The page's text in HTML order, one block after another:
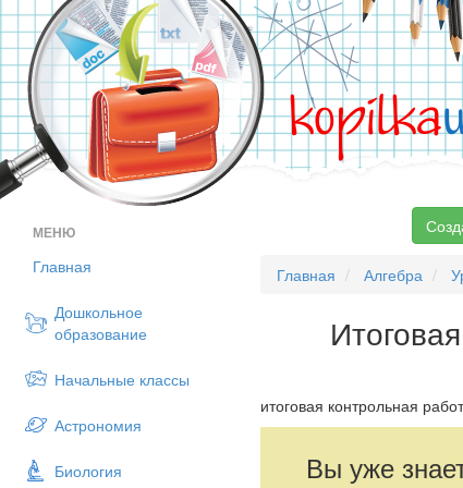
kopilka
МЕНЮ
Главная
Дошкольное
образование
Начальные классы
Астрономия
Биология
Главная Алгебра
итоговая контрольная
Вы уже